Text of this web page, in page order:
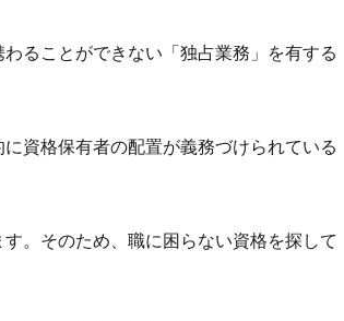
ることができない「独占業務」を有する
資格保有者の配置が義務づけられている
。そのため、職に困らない資格を探して